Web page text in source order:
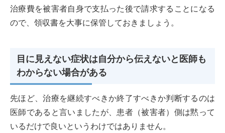
治療費を被害者自身で支払った後で請求することになる
ので、領収書を大事に保管しておきましょう。
目に見えない症状は自分から伝えないと医師も
わからない場合がある
先ほど、治療を継続すべきか終了すべきか判断するのは
医師であると言いましたが、患者（被害者）側は黙って
いるだけで良いというわけではありません。